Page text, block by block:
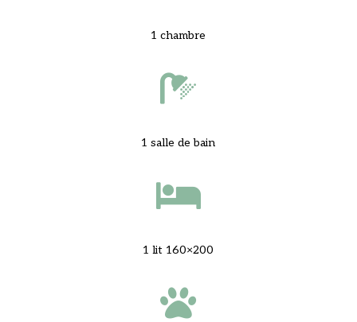
1 chambre

1 salle de bain

1 lit 160×200
